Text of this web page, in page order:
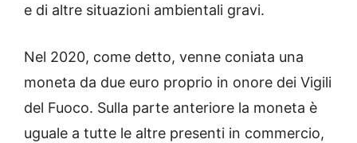
e di altre situazioni ambientali gravi.
Nel 2020, come detto, venne coniata una
moneta da due euro proprio in onore dei Vigili
del Fuoco. Sulla parte anteriore la moneta è
uguale a tutte le altre presenti in commercio,